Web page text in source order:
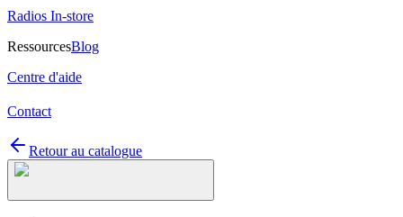
Radios In-store
RessourcesBlog
Centre d'aide
Contact
Retour au catalogue